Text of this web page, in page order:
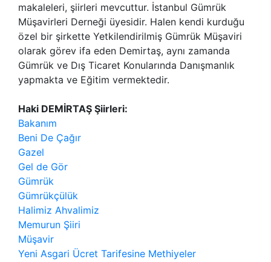
makaleleri, şiirleri mevcuttur. İstanbul Gümrük
Müşavirleri Derneği üyesidir. Halen kendi kurduğu
özel bir şirkette Yetkilendirilmiş Gümrük Müşaviri
olarak görev ifa eden Demirtaş, aynı zamanda
Gümrük ve Dış Ticaret Konularında Danışmanlık
yapmakta ve Eğitim vermektedir.
Haki DEMİRTAŞ Şiirleri:
Bakanım
Beni De Çağır
Gazel
Gel de Gör
Gümrük
Gümrükçülük
Halimiz Ahvalimiz
Memurun Şiiri
Müşavir
Yeni Asgari Ücret Tarifesine Methiyeler